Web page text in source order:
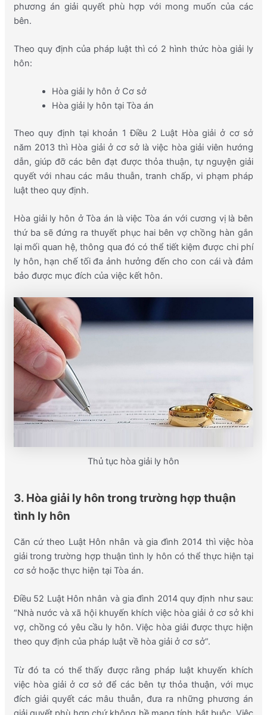
phương án giải quyết phù hợp với mong muốn của các
bên.
Theo quy định của pháp luật thì có 2 hình thức hòa giải ly
hôn:
Hòa giải ly hôn ở Cơ sở
Hòa giải ly hôn tại Tòa án
Theo quy định tại khoản 1 Điều 2 Luật Hòa giải ở cơ sở
năm 2013 thì Hòa giải ở cơ sở là việc hòa giải viên hướng
dẫn, giúp đỡ các bên đạt được thỏa thuận, tự nguyện giải
quyết với nhau các mâu thuẫn, tranh chấp, vi phạm pháp
luật theo quy định.
Hòa giải ly hôn ở Tòa án là việc Tòa án với cương vị là bên
thứ ba sẽ đứng ra thuyết phục hai bên vợ chồng hàn gắn
lại mối quan hệ, thông qua đó có thể tiết kiệm được chi phí
ly hôn, hạn chế tối đa ảnh hưởng đến cho con cái và đảm
bảo được mục đích của việc kết hôn.
Thủ tục hòa giải ly hôn
3. Hòa giải ly hôn trong trường hợp thuận
tình ly hôn
Căn cứ theo Luật Hôn nhân và gia đình 2014 thì việc hòa
giải trong trường hợp thuận tình ly hôn có thể thực hiện tại
cơ sở hoặc thực hiện tại Tòa án.
Điều 52 Luật Hôn nhân và gia đình 2014 quy định như sau:
“Nhà nước và xã hội khuyến khích việc hòa giải ở cơ sở khi
vợ, chồng có yêu cầu ly hôn. Việc hòa giải được thực hiện
theo quy định của pháp luật về hòa giải ở cơ sở”.
Từ đó ta có thể thấy được rằng pháp luật khuyến khích
việc hòa giải ở cơ sở để các bên tự thỏa thuận, với mục
đích giải quyết các mâu thuẫn, đưa ra những phương án